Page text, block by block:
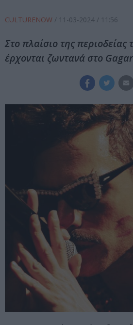
CULTURENOW / 11-03-2024 / 11:56
Στο πλαίσιο της περιοδείας
έρχονται ζωντανά στο